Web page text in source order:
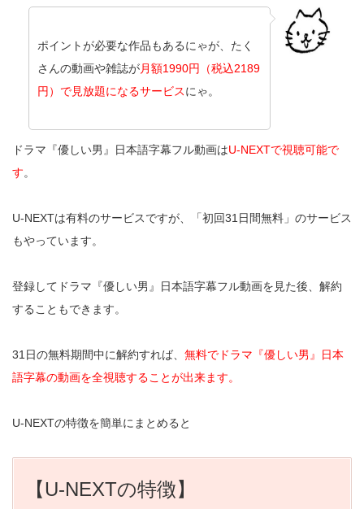
ポイントが必要な作品もあるにゃが、たく
さんの動画や雑誌が月額1990円（税込2189
円）で見放題になるサービスにゃ。
ドラマ『優しい男』日本語字幕フル動画はU-NEXTで視聴可能で
す。
U-NEXTは有料のサービスですが、「初回31日間無料」のサービス
もやっています。
登録してドラマ『優しい男』日本語字幕フル動画を見た後、解約
することもできます。
31日の無料期間中に解約すれば、 無料でドラマ『優しい男』日本
語字幕の動画を全視聴することが出来ます。
U-NEXTの特徴を簡単にまとめると
【U-NEXTの特徴】